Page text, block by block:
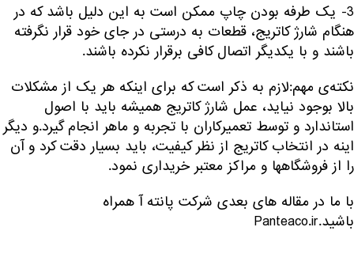
3- یک طرفه بودن چاپ ممکن است به این دلیل باشد که در
هنگام شارژ کاتریج، قطعات به درستی در جای خود قرار نگرفته
باشند و با یکدیگر اتصال کافی برقرار نکرده باشند.
نکته‌ی مهم:لازم به ذکر است که برای اینکه هر یک از مشکلات
بالا بوجود نیاید، عمل شارژ کاتریج همیشه باید با اصول
استاندارد و توسط تعمیرکاران با تجربه و ماهر انجام گیرد.و دیگر
اینه در انتخاب کاتریج از نظر کیفیت، باید بسیار دقت کرد و آن
را از فروشگاهها و مراکز معتبر خریداری نمود.
با ما در مقاله های بعدی شرکت پانته آ همراه
باشید.Panteaco.ir